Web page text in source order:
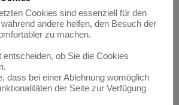
das Formular nicht gesendet werden.
Anmeldung erhalten Sie eine
E-Mail. Falls das nicht der Fall sein
Cookies sind essenziell für den
andere helfen, den Besuch der
zu machen.
entscheiden, ob Sie die Cookies
dass bei einer Ablehnung womöglich
der Seite zur Verfügung